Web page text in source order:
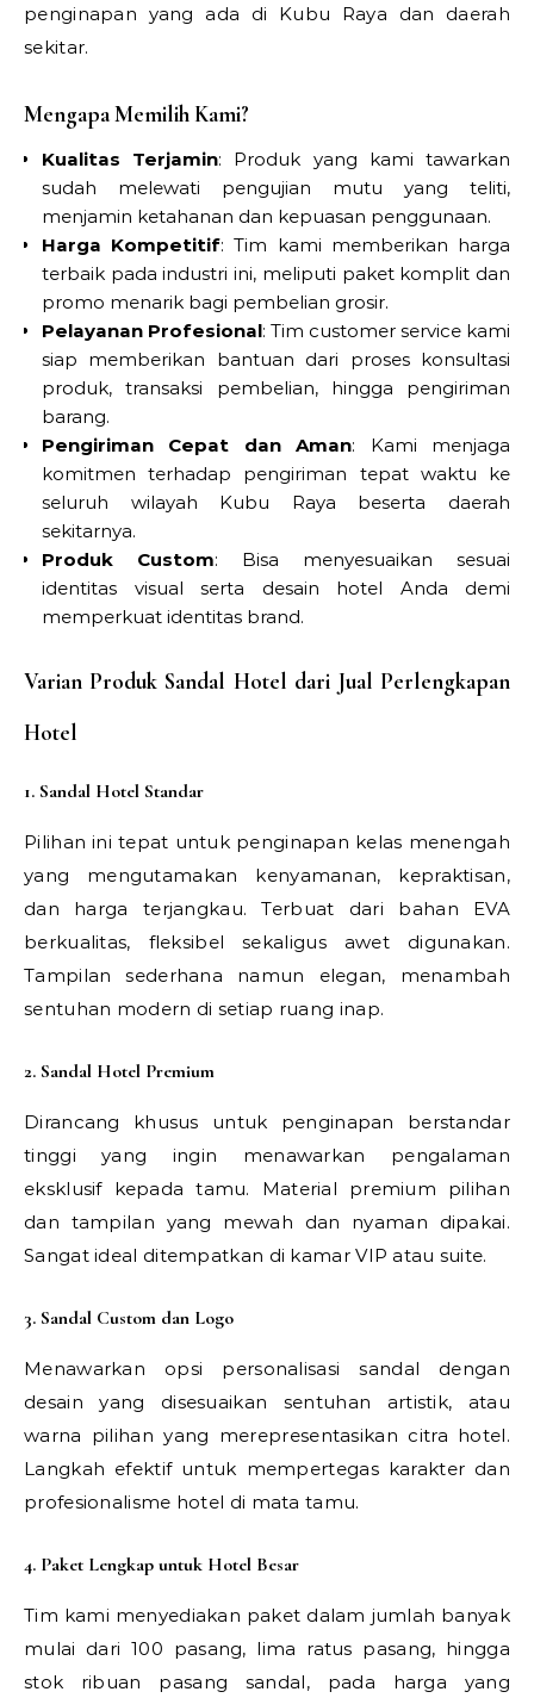
penginapan yang ada di Kubu Raya dan daerah
sekitar.
Mengapa Memilih Kami?
Kualitas Terjamin: Produk yang kami tawarkan
sudah melewati pengujian mutu yang teliti,
menjamin ketahanan dan kepuasan penggunaan.
Harga Kompetitif: Tim kami memberikan harga
terbaik pada industri ini, meliputi paket komplit dan
promo menarik bagi pembelian grosir.
Pelayanan Profesional: Tim customer service kami
siap memberikan bantuan dari proses konsultasi
produk, transaksi pembelian, hingga pengiriman
barang.
Pengiriman Cepat dan Aman: Kami menjaga
komitmen terhadap pengiriman tepat waktu ke
seluruh wilayah Kubu Raya beserta daerah
sekitarnya.
Produk Custom: Bisa menyesuaikan sesuai
identitas visual serta desain hotel Anda demi
memperkuat identitas brand.
Varian Produk Sandal Hotel dari Jual Perlengkapan
Hotel
1. Sandal Hotel Standar
Pilihan ini tepat untuk penginapan kelas menengah
yang mengutamakan kenyamanan, kepraktisan,
dan harga terjangkau. Terbuat dari bahan EVA
berkualitas, fleksibel sekaligus awet digunakan.
Tampilan sederhana namun elegan, menambah
sentuhan modern di setiap ruang inap.
2. Sandal Hotel Premium
Dirancang khusus untuk penginapan berstandar
tinggi yang ingin menawarkan pengalaman
eksklusif kepada tamu. Material premium pilihan
dan tampilan yang mewah dan nyaman dipakai.
Sangat ideal ditempatkan di kamar VIP atau suite.
3. Sandal Custom dan Logo
Menawarkan opsi personalisasi sandal dengan
desain yang disesuaikan sentuhan artistik, atau
warna pilihan yang merepresentasikan citra hotel.
Langkah efektif untuk mempertegas karakter dan
profesionalisme hotel di mata tamu.
4. Paket Lengkap untuk Hotel Besar
Tim kami menyediakan paket dalam jumlah banyak
mulai dari 100 pasang, lima ratus pasang, hingga
stok ribuan pasang sandal, pada harga yang